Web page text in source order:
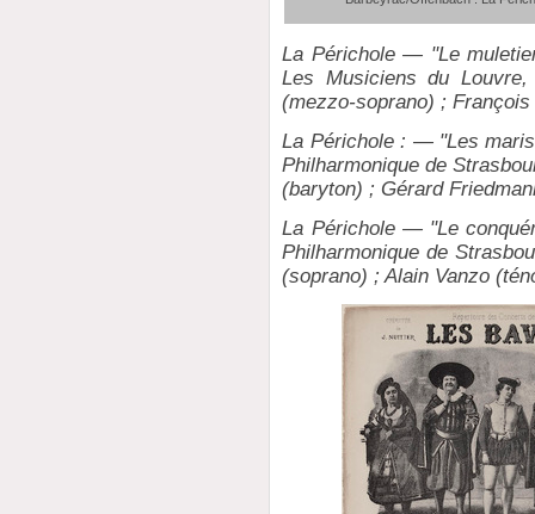
La Périchole — "Le
Les Musiciens du
(mezzo-soprano) ;
La Périchole : — "Les
Philharmonique de
(baryton) ; Gérard
La Périchole — "Le
Philharmonique de
(soprano) ; Alain Vanzo